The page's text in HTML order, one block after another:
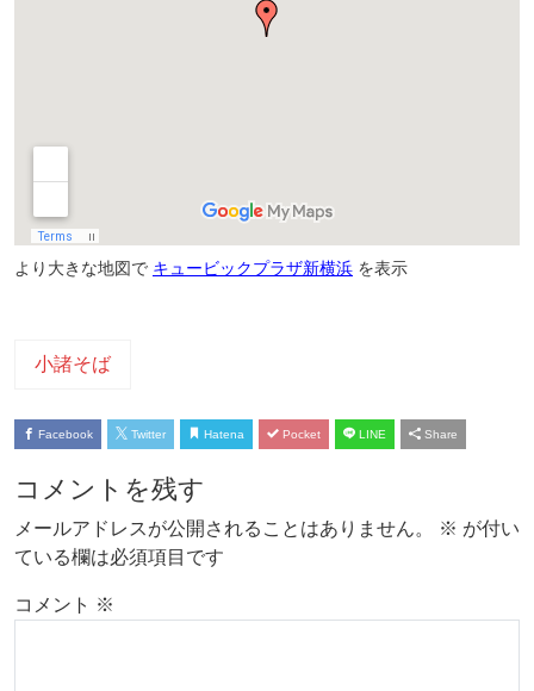
より大きな地図で キュービックプラザ新横浜 を表示
小諸そば
Facebook Twitter Hatena Pocket LINE Share
コメントを残す
メールアドレスが公開されることはありません。 ※ が付い
ている欄は必須項目です
コメント ※